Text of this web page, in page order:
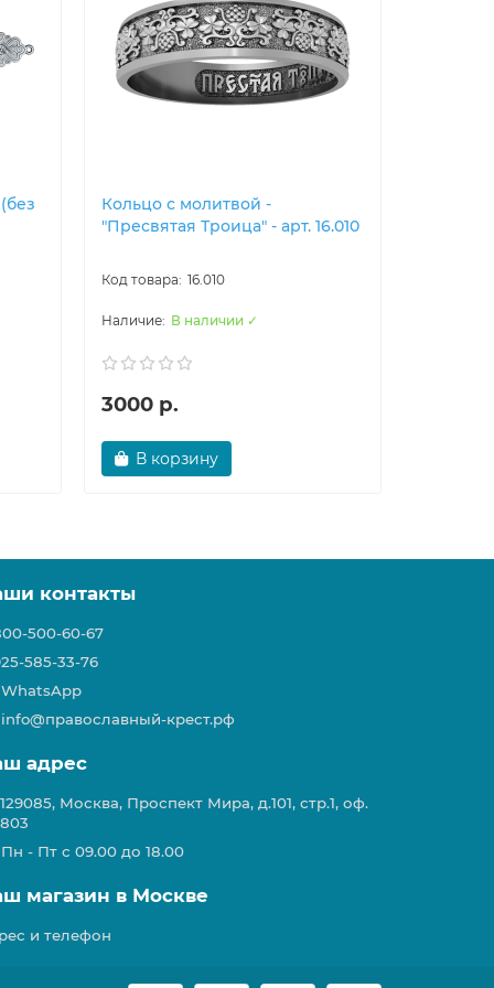
Кольцо с молитвой -
"Пресвятая Троица" - арт. 16.010
16.010
В наличии ✓
3000 р.
В корзину
контакты
500-60-67
585-33-76
WhatsApp
info@православный-крест.рф
адрес
129085, Москва, Проспект Мира, д.101, стр.1, оф.
803
Пн - Пт с 09.00 до 18.00
магазин в Москве
и телефон